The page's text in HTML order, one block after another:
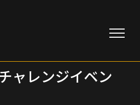
ャレンジイベン